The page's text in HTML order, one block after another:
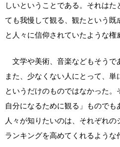
しいということである。それはた
ても我慢して観る、観たという
と人々に信仰されていたような権
文学や美術、音楽などもそうで
また、少なくない人にとって、単
というだけのものではなかった
自分になるために観る」ものでも
人々が知りたいのは、それぞれ
ランキングを高めてくれるような